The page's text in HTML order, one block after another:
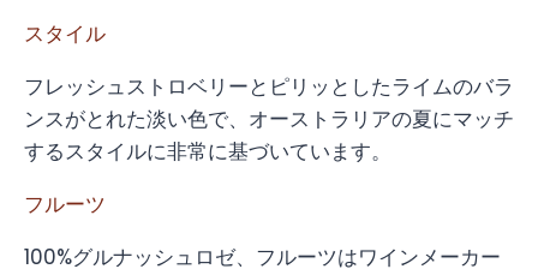
スタイル
フレッシュストロベリーとピリッとしたライムのバラ
ンスがとれた淡い色で、オーストラリアの夏にマッチ
するスタイルに非常に基づいています。
フルーツ
100%グルナッシュロゼ、フルーツはワインメーカー